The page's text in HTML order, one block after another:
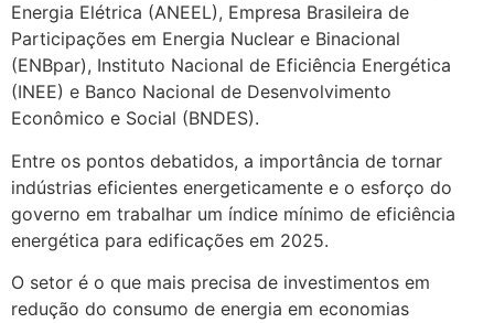
Energia Elétrica (ANEEL), Empresa Brasileira de
Participações em Energia Nuclear e Binacional
(ENBpar), Instituto Nacional de Eficiência Energética
(INEE) e Banco Nacional de Desenvolvimento
Econômico e Social (BNDES).
Entre os pontos debatidos, a importância de tornar
indústrias eficientes energeticamente e o esforço do
governo em trabalhar um índice mínimo de eficiência
energética para edificações em 2025.
O setor é o que mais precisa de investimentos em
redução do consumo de energia em economias